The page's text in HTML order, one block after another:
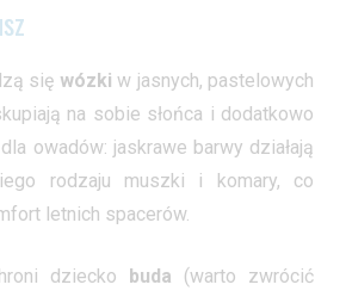
się wózki w jasnych, pastelowych
na sobie słońca i dodatkowo
owadów: jaskrawe barwy działają
rodzaju muszki i komary, co
letnich spacerów.
dziecko buda (warto zwrócić